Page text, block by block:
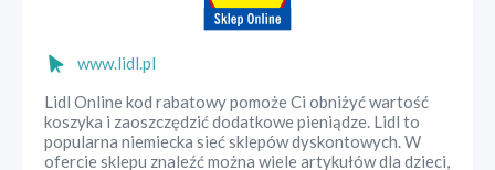
www.lidl.pl
Lidl Online kod rabatowy pomoże Ci obniżyć wartość
koszyka i zaoszczędzić dodatkowe pieniądze. Lidl to
popularna niemiecka sieć sklepów dyskontowych. W
ofercie sklepu znaleźć można wiele artykułów dla dzieci,